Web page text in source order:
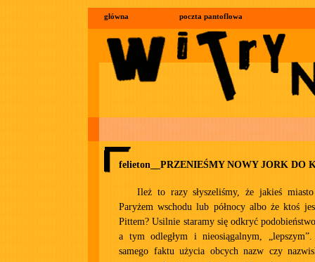
główna poczta pantoflowa
felieton__PRZENIEŚMY NOWY JORK DO
Ileż to razy słyszeliśmy, że jakieś
Paryżem wschodu lub północy albo że ktoś
Pittem? Usilnie staramy się odkryć
a tym odległym i nieosiągalnym,
samego faktu użycia obcych nazw czy